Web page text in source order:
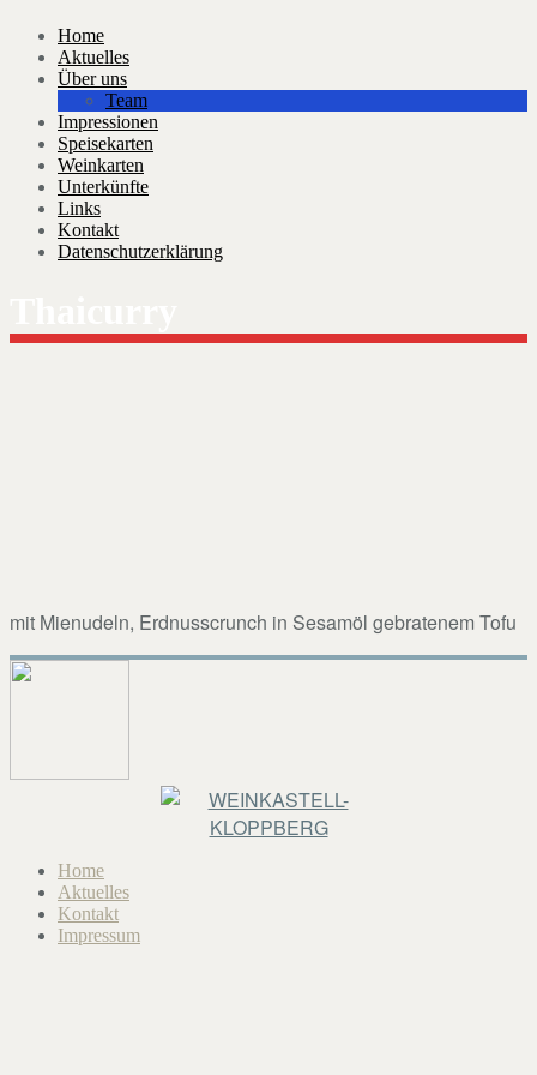
Home
Aktuelles
Über uns
Team
Impressionen
Speisekarten
Weinkarten
Unterkünfte
Links
Kontakt
Datenschutzerklärung
mit Mienudeln, Erdnusscrunch in Sesamöl gebratenem Tofu
Home
Aktuelles
Kontakt
Impressum